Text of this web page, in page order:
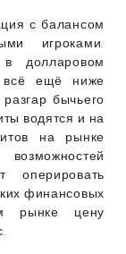
с балансом
игроками.
долларовом
всё ещё ниже
бычьего
водятся и на
на рынке
оперировать
финансовых
рынке цену